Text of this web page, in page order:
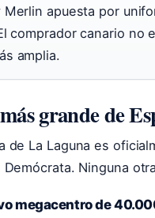
Merlin apuesta por
comprador canario no
amplia.
grande de
de La Laguna es
Ninguna
megacentro de